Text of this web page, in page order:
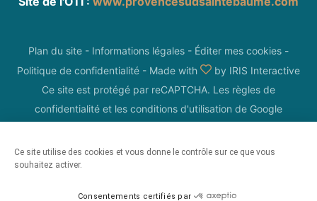
Plan du site - Informations légales - Éditer mes cookies -
Politique de confidentialité - Made with by IRIS Interactive
Ce site est protégé par reCAPTCHA. Les règles de
confidentialité et les conditions d'utilisation de Google
Ce site utilise des cookies et vous donne le contrôle sur ce que vous
souhaitez activer.
Consentements certifiés par